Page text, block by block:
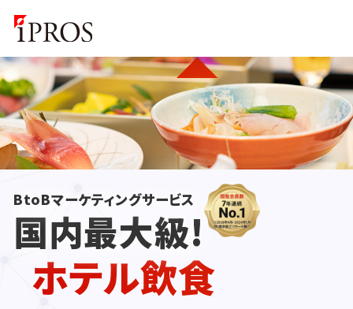
BtoBマーケティングサービス
国内最大級!
ホテル飲食